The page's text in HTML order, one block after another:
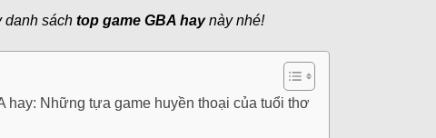
danh sách top game GBA haynày nhé!
hay: Những tựa game huyền thoại của tuổi thơ